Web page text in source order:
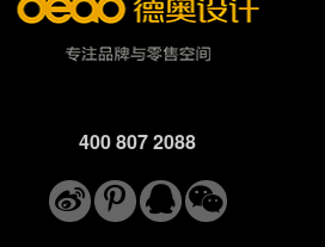
400 807 2088